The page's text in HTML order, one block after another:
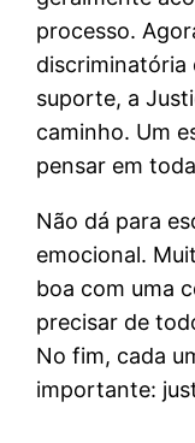
processo.
discriminatória
suporte, a
caminho. Um
pensar em
Não dá para
emocional.
boa com uma
precisar de
No fim, cada
importante: